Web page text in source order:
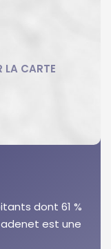
dont 61 %
est une